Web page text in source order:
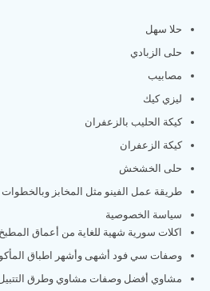
حلا سهل
حلى الزبادي
مصابيب
ليزي كيك
كيكة الحليب بالزعفران
كيكة الزعفران
حلى الخشخش
طريقة عمل الفينو مثل المخابز
سياسة الخصوصية
اكلات سورية شهية للغاية من أعماق
وصفات سي فود أشهى وأشهر اطباق
مشاوي أفضل وصفات مشاوي وطرق